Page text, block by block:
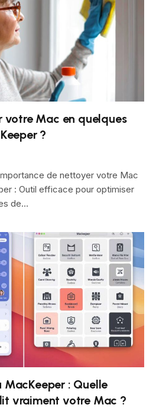
votre Mac en quelques
?
de nettoyer votre Mac
: Outil efficace pour optimiser
de…
: Quelle
vraiment votre Mac ?